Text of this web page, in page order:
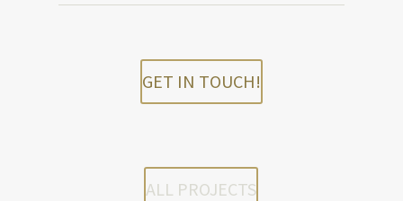
GET IN TOUCH!
ALL PROJECTS